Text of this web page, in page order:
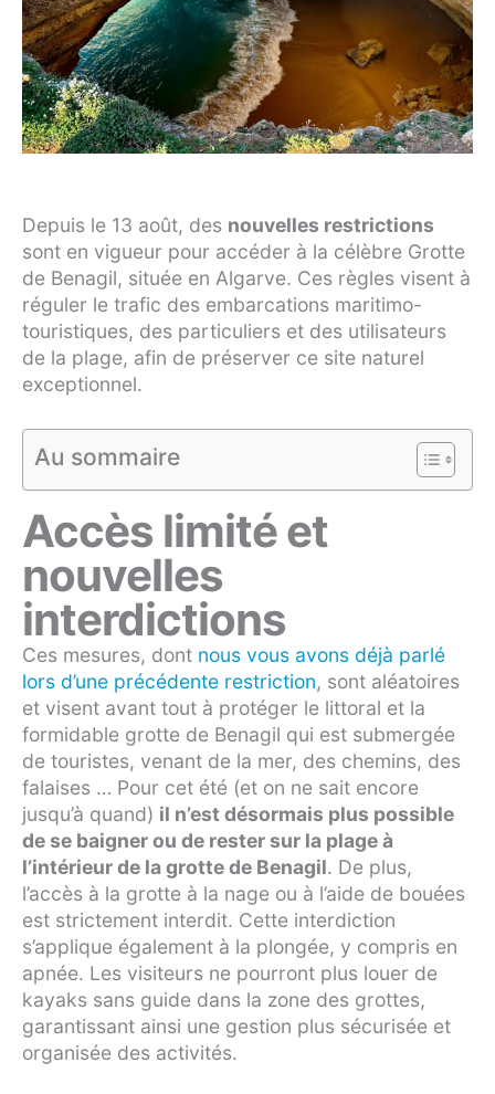
Depuis le 13 août, des nouvelles restrictions
sont en vigueur pour accéder à la célèbre Grotte
de Benagil, située en Algarve. Ces règles visent à
réguler le trafic des embarcations maritimo-
touristiques, des particuliers et des utilisateurs
de la plage, afin de préserver ce site naturel
exceptionnel.
Au sommaire
Accès limité et
nouvelles
interdictions
Ces mesures, dont nous vous avons déjà parlé
lors d’une précédente restriction, sont aléatoires
et visent avant tout à protéger le littoral et la
formidable grotte de Benagil qui est submergée
de touristes, venant de la mer, des chemins, des
falaises … Pour cet été (et on ne sait encore
jusqu’à quand) il n’est désormais plus possible
de se baigner ou de rester sur la plage à
l’intérieur de la grotte de Benagil. De plus,
l’accès à la grotte à la nage ou à l’aide de bouées
est strictement interdit. Cette interdiction
s’applique également à la plongée, y compris en
apnée. Les visiteurs ne pourront plus louer de
kayaks sans guide dans la zone des grottes,
garantissant ainsi une gestion plus sécurisée et
organisée des activités.